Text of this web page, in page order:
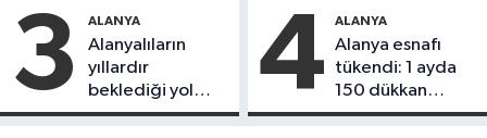
3 ALANYA
Alanyalıların
yıllardır
beklediği yol
askıdan döndü
4 ALANYA
Alanya esnafı
tükendi: 1 ayda
150 dükkan
kapandı